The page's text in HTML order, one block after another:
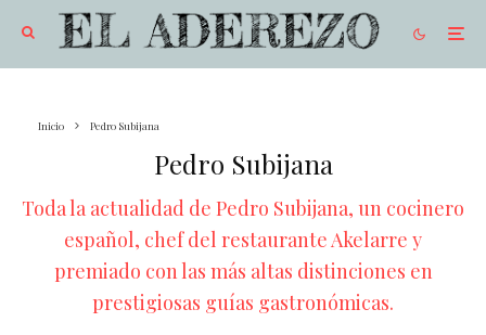
Inicio Pedro Subijana
Pedro Subijana
Toda la actualidad de Pedro Subijana, un cocinero
español, chef del restaurante Akelarre y
premiado con las más altas distinciones en
prestigiosas guías gastronómicas.